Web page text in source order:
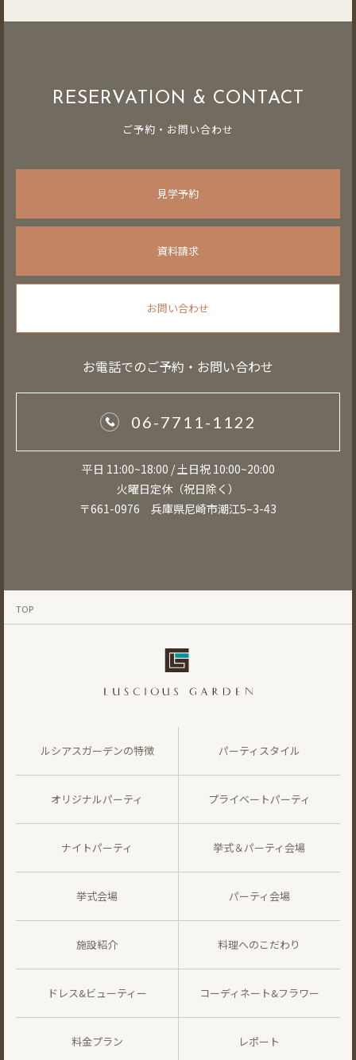
RESERVATION & CONTACT
ご予約・お問い合わせ
見学予約
資料請求
お問い合わせ
お電話でのご予約・お問い合わせ
06-7711-1122
平日 11:00~18:00 / 土日祝 10:00~20:00
火曜日定休（祝日除く）
〒661-0976 兵庫県尼崎市潮江5–3-43
TOP
ルシアスガーデンの特徴 パーティスタイル
オリジナルパーティ プライベートパーティ
ナイトパーティ 挙式＆パーティ会場
挙式会場 パーティ会場
施設紹介 料理へのこだわり
ドレス&ビューティー コーディネート&フラワー
料金プラン レポート